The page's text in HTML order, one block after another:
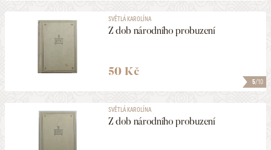
5/10
SVĚTLÁ KAROLÍNA
Z dob národního probuzení
50 Kč
SVĚTLÁ KAROLÍNA
Z dob národního probuzení